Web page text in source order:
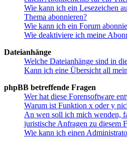
Wie kann ich ein Lesezeichen
Thema abonnieren?
Wie kann ich ein Forum
Wie deaktiviere ich meine
Dateianhänge
Welche Dateianhänge sind in
Kann ich eine Übersicht all
phpBB betreffende Fragen
Wer hat diese Forensoftware
Warum ist Funktion x oder y
An wen soll ich mich wenden,
juristische Anfragen zu diesem
Wie kann ich einen